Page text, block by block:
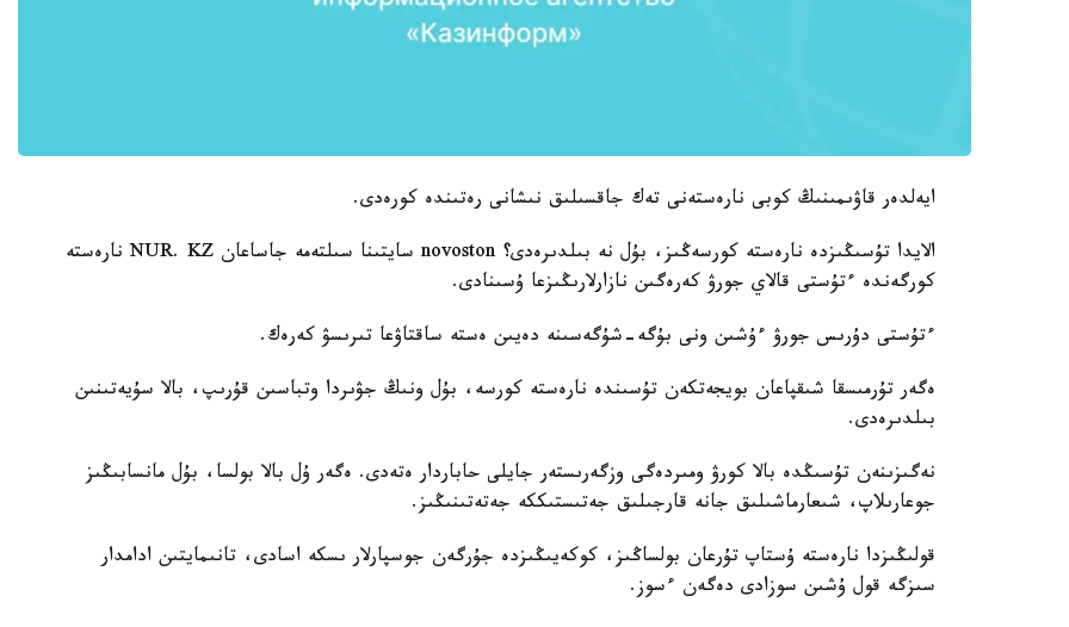
ايەلدەر قاۋىمىنىڭ كوبى نارەستەنى تەك جاقسىلىق نىشانى رەتىندە كورەدى.
الايدا تۇسىڭىزدە نارەستە كورسەڭىز، بۇل نە بىلدىرەدى؟ novoston سايتىنا سىلتەمە جاساعان NUR. KZ نارەستە
كورگەندە ءتۇستى قالاي جورۋ كەرەگىن نازارلارىڭىزعا ۇسىنادى.
ءتۇستى دۇرىس جورۋ ءۇشىن ونى بۇگە-شۇگەسىنە دەيىن ەستە ساقتاۋعا تىرىسۋ كەرەك.
ەگەر تۇرمىسقا شىقپاعان بويجەتكەن تۇسىندە نارەستە كورسە، بۇل ونىڭ جۋىردا وتباسىن قۇرىپ، بالا سۇيەتىنىن
بىلدىرەدى.
نەگىزىنەن تۇسىڭدە بالا كورۋ ومىردەگى وزگەرىستەر جايلى حاباردار ەتەدى. ەگەر ۇل بالا بولسا، بۇل مانسابىڭىز
جوعارىلاپ، شىعارماشىلىق جانە قارجىلىق جەتىستىككە جەتەتىنىڭىز.
قولىڭىزدا نارەستە ۇستاپ تۇرعان بولساڭىز، كوكەيىڭىزدە جۇرگەن جوسپارلار ىسكە اسادى، تانىمايتىن ادامدار
سىزگە قول ۇشىن سوزادى دەگەن ءسوز.